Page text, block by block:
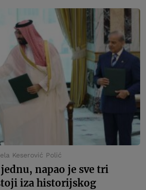
Keserović Polić
napao je sve tri
iza historijskog